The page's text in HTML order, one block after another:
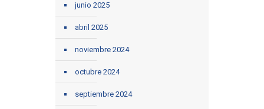
junio 2025
abril 2025
noviembre 2024
octubre 2024
septiembre 2024